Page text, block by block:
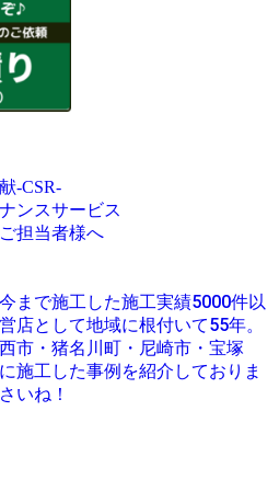
-CSR-
ンスサービス
担当者様へ
今まで施工した施工実績5000件以
店として地域に根付いて55年。
市・猪名川町・尼崎市・宝塚
施工した事例を紹介しておりま
いね！